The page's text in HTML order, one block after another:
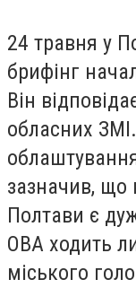
24 травня у
брифінг
Він
обласних
зазначив, що
Полтави є
ОВА ходить
міського